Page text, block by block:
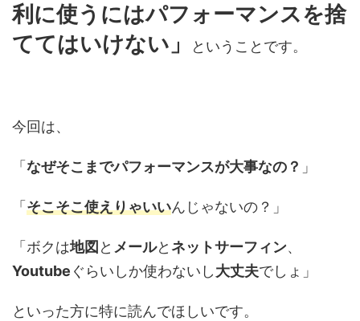
利に使うにはパフォーマンスを捨
ててはいけない」
ということです。
今回は、
「 なぜそこまでパフォーマンスが大事なの？ 」
「 そこそこ使えりゃいいんじゃないの？」
「ボクは地図 と メールと ネットサーフィン、
Youtube ぐらいしか使わないし大丈夫でしょ」
といった方に特に読んでほしいです。